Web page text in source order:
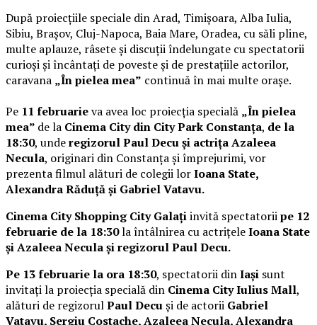
După proiecțiile speciale din Arad, Timișoara, Alba Iulia,
Sibiu, Brașov, Cluj-Napoca, Baia Mare, Oradea, cu săli pline,
multe aplauze, râsete și discuții îndelungate cu spectatorii
curioși și încântați de poveste și de prestațiile actorilor,
caravana „În pielea mea” continuă în mai multe orașe.
Pe 11 februarieva avea loc proiecția specială „În pielea
mea” de la Cinema City din City Park Constanța, de la
18:30, underegizorul Paul Decu și actrița Azaleea
Necula, originari din Constanța și împrejurimi, vor
prezenta filmul alături de colegii lorIoana State,
Alexandra Răduță și Gabriel Vatavu.
Cinema City Shopping City Galațiinvită spectatoriipe 12
februarie de la 18:30la întâlnirea cu actrițeleIoana State
și Azaleea Necula și regizorul Paul Decu.
Pe 13 februarie la ora 18:30, spectatorii dinIași sunt
invitați la proiecția specială din Cinema City Iulius Mall,
alături de regizorulPaul Decuși de actorii Gabriel
Vatavu, Sergiu Costache, Azaleea Necula, Alexandra